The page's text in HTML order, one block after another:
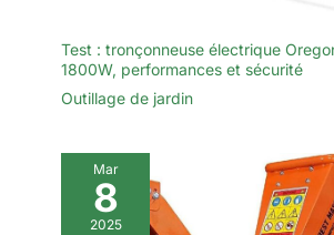
Test : tronçonneuse électrique
1800W, performances et sécurité
Outillage de jardin
Mar
8
2025